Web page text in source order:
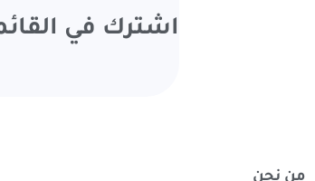
اشترك في
من نحن